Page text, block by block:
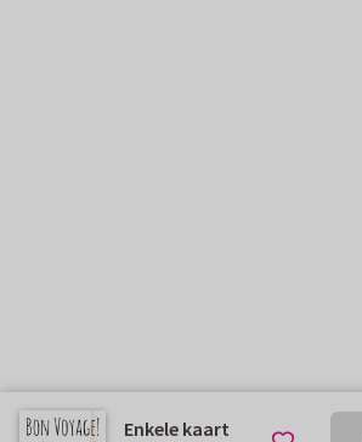
Enkele kaart